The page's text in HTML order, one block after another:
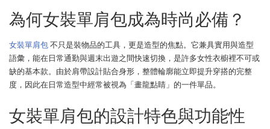
為何女裝單肩包成為時尚必備？
女裝單肩包不只是裝物品的工具，更是造型的焦點。它兼具實用與造型
語彙，能在日常通勤與週末出遊之間快速切換，是許多女性衣櫥裡不可或
缺的基本款。由於肩帶設計貼合身形，整體輪廓能立即提升穿搭的完整
度，因此在日常造型中經常被視為「畫龍點睛」的一件單品。
女裝單肩包的設計特色與功能性